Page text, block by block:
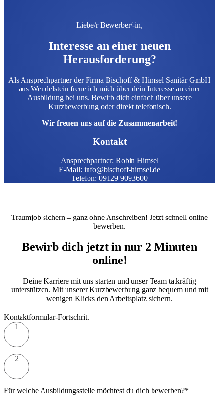
Liebe/r Bewerber/-in,
Interesse an einer neuen
Herausforderung?
Als Ansprechpartner der Firma Bischoff & Himsel Sanitär GmbH
aus Wendelstein freue ich mich über dein Interesse an einer
Ausbildung bei uns. Bewirb dich einfach über unsere
Kurzbewerbung oder direkt telefonisch.
Wir freuen uns auf die Zusammenarbeit!
Kontakt
Ansprechpartner: Robin Himsel
E-Mail: info@bischoff-himsel.de
Telefon: 09129 9093600
Traumjob sichern – ganz ohne Anschreiben! Jetzt schnell online
bewerben.
Bewirb dich jetzt in nur 2 Minuten
online!
Deine Karriere mit uns starten und unser Team tatkräftig
unterstützen. Mit unserer Kurzbewerbung ganz bequem und mit
wenigen Klicks den Arbeitsplatz sichern.
Kontaktformular-Fortschritt
1
2
Für welche Ausbildungsstelle möchtest du dich bewerben?*